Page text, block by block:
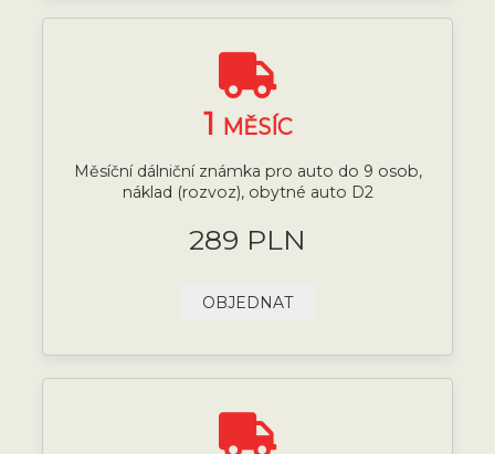
1 MĚSÍC
Měsíční dálniční známka pro auto do 9 osob,
náklad (rozvoz), obytné auto D2
289 PLN
OBJEDNAT